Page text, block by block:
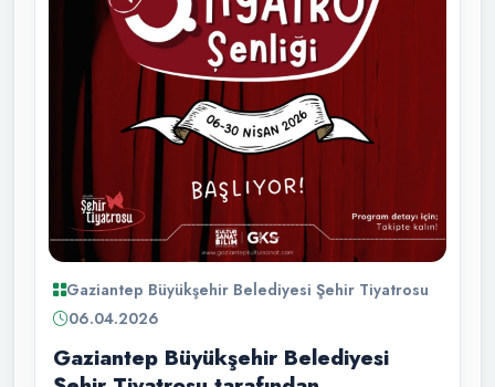
Gaziantep Büyükşehir Belediyesi Şehir Tiyatrosu
06.04.2026
Gaziantep Büyükşehir Belediyesi